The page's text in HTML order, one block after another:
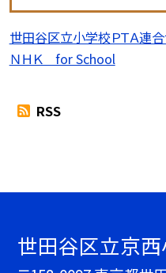
世田谷区立小学校ＰＴＡ連
ＮＨＫ for School
RSS
世田谷区立京